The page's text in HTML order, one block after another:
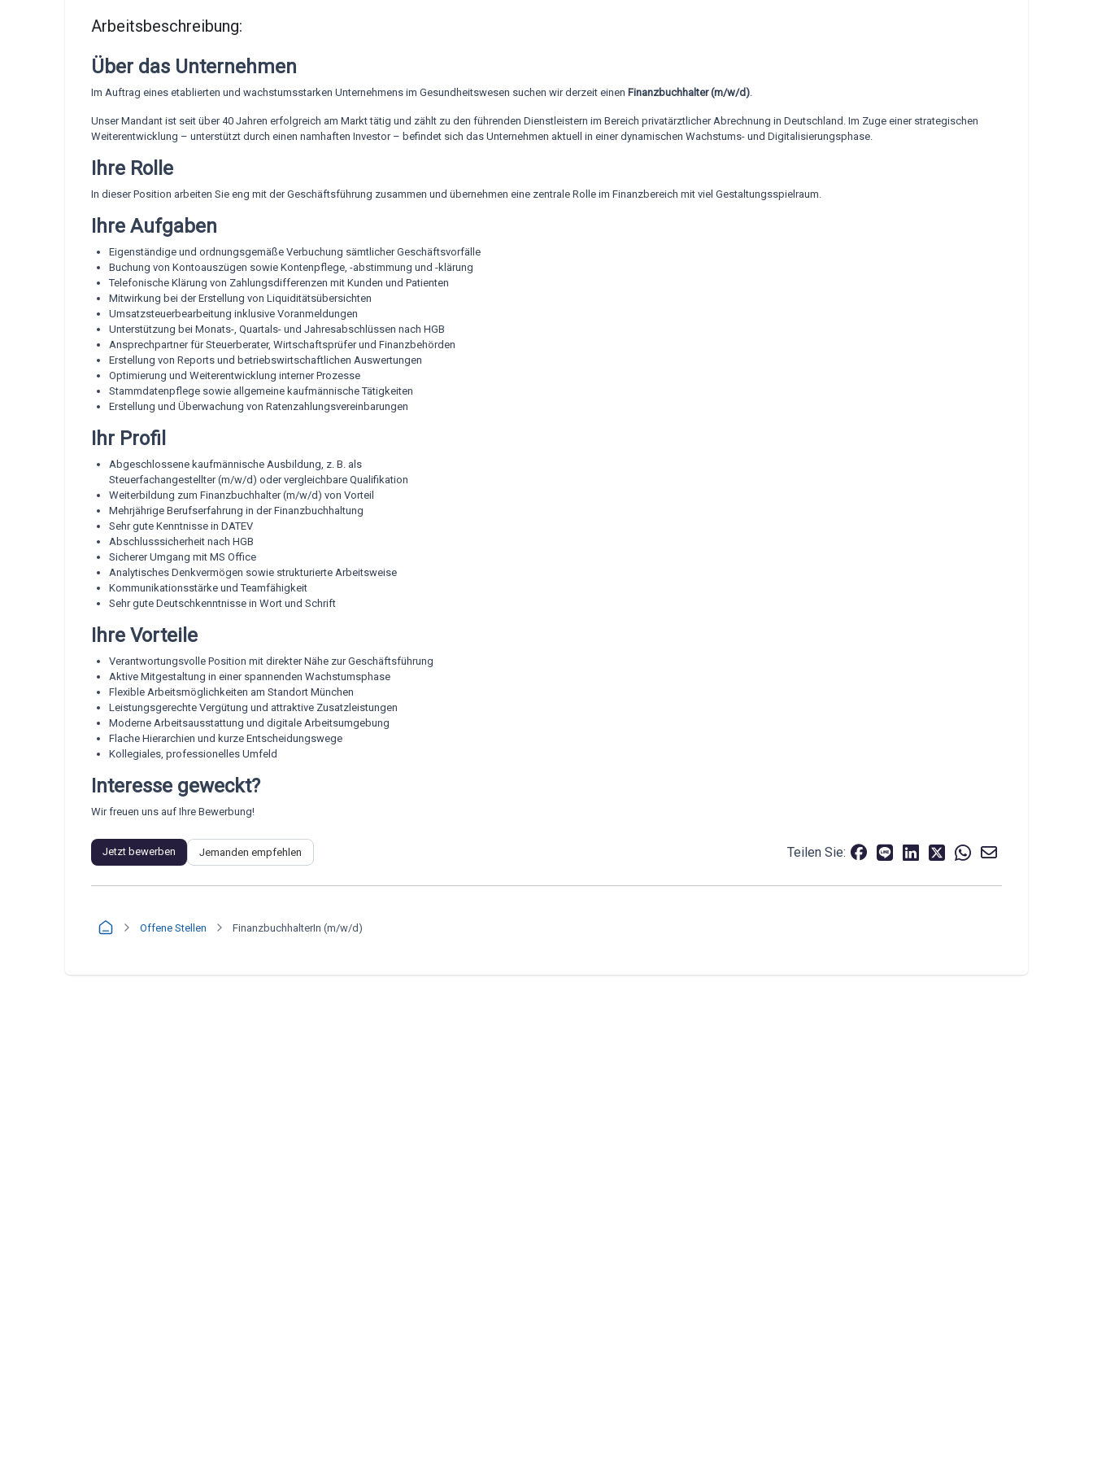
Arbeitsbeschreibung:
Über das Unternehmen
Im Auftrag eines etablierten und wachstumsstarken Unternehmens im Gesundheitswesen suchen wir derzeit einen Finanzbuchhalter (m/w/d).
Unser Mandant ist seit über 40 Jahren erfolgreich am Markt tätig und zählt zu den führenden Dienstleistern im Bereich privatärztlicher Abrechnung in Deutschland. Im Zuge einer strategischen
Weiterentwicklung – unterstützt durch einen namhaften Investor – befindet sich das Unternehmen aktuell in einer dynamischen Wachstums- und Digitalisierungsphase.
Ihre Rolle
In dieser Position arbeiten Sie eng mit der Geschäftsführung zusammen und übernehmen eine zentrale Rolle im Finanzbereich mit viel Gestaltungsspielraum.
Ihre Aufgaben
Eigenständige und ordnungsgemäße Verbuchung sämtlicher Geschäftsvorfälle
Buchung von Kontoauszügen sowie Kontenpflege, -abstimmung und -klärung
Telefonische Klärung von Zahlungsdifferenzen mit Kunden und Patienten
Mitwirkung bei der Erstellung von Liquiditätsübersichten
Umsatzsteuerbearbeitung inklusive Voranmeldungen
Unterstützung bei Monats-, Quartals- und Jahresabschlüssen nach HGB
Ansprechpartner für Steuerberater, Wirtschaftsprüfer und Finanzbehörden
Erstellung von Reports und betriebswirtschaftlichen Auswertungen
Optimierung und Weiterentwicklung interner Prozesse
Stammdatenpflege sowie allgemeine kaufmännische Tätigkeiten
Erstellung und Überwachung von Ratenzahlungsvereinbarungen
Ihr Profil
Abgeschlossene kaufmännische Ausbildung, z. B. als
Steuerfachangestellter (m/w/d) oder vergleichbare Qualifikation
Weiterbildung zum Finanzbuchhalter (m/w/d) von Vorteil
Mehrjährige Berufserfahrung in der Finanzbuchhaltung
Sehr gute Kenntnisse in DATEV
Abschlusssicherheit nach HGB
Sicherer Umgang mit MS Office
Analytisches Denkvermögen sowie strukturierte Arbeitsweise
Kommunikationsstärke und Teamfähigkeit
Sehr gute Deutschkenntnisse in Wort und Schrift
Ihre Vorteile
Verantwortungsvolle Position mit direkter Nähe zur Geschäftsführung
Aktive Mitgestaltung in einer spannenden Wachstumsphase
Flexible Arbeitsmöglichkeiten am Standort München
Leistungsgerechte Vergütung und attraktive Zusatzleistungen
Moderne Arbeitsausstattung und digitale Arbeitsumgebung
Flache Hierarchien und kurze Entscheidungswege
Kollegiales, professionelles Umfeld
Interesse geweckt?
Wir freuen uns auf Ihre Bewerbung!
Jetzt bewerben Jemanden empfehlen Teilen Sie:
Offene Stellen FinanzbuchhalterIn (m/w/d)